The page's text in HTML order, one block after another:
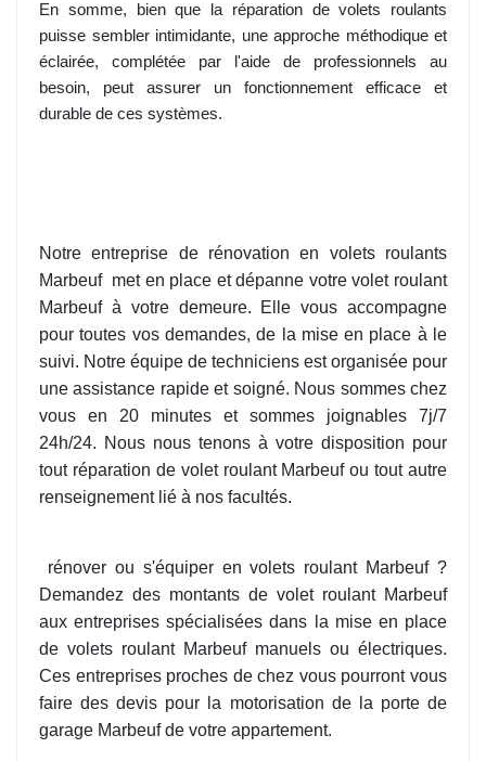
En somme, bien que la réparation de volets roulants
puisse sembler intimidante, une approche méthodique et
éclairée, complétée par l'aide de professionnels au
besoin, peut assurer un fonctionnement efficace et
durable de ces systèmes.
Notre entreprise de rénovation en volets roulants
Marbeuf met en place et dépanne votre volet roulant
Marbeuf à votre demeure. Elle vous accompagne
pour toutes vos demandes, de la mise en place à le
suivi. Notre équipe de techniciens est organisée pour
une assistance rapide et soigné. Nous sommes chez
vous en 20 minutes et sommes joignables 7j/7
24h/24. Nous nous tenons à votre disposition pour
tout réparation de volet roulant Marbeuf ou tout autre
renseignement lié à nos facultés.
rénover ou s'équiper en volets roulant Marbeuf ?
Demandez des montants de volet roulant Marbeuf
aux entreprises spécialisées dans la mise en place
de volets roulant Marbeuf manuels ou électriques.
Ces entreprises proches de chez vous pourront vous
faire des devis pour la motorisation de la porte de
garage Marbeuf de votre appartement.